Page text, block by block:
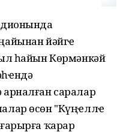
йәйгҽ
һайын Көрмәнкәй
саралар
өсөн "Күңҽллҽ
ҡарар